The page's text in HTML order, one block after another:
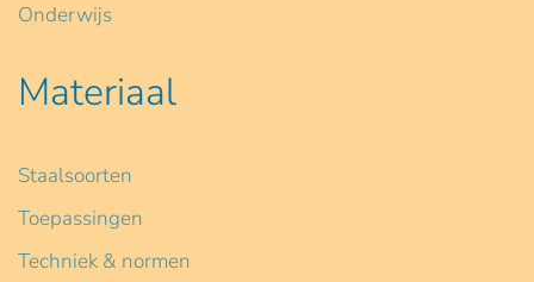
Onderwijs
Materiaal
Staalsoorten
Toepassingen
Techniek & normen